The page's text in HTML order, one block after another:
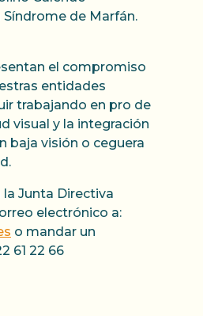
de Marfán.
el compromiso
entidades
trabajando en pro de
visual y la integración
baja visión o ceguera
Junta Directiva
electrónico a:
o mandar un
61 22 66